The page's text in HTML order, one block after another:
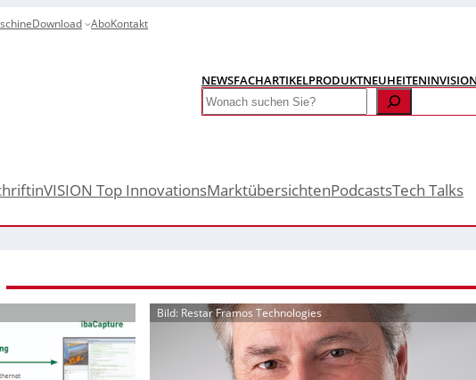
Download AboKontakt
NEWSFACHARTIKELPRODUKTNEUHEITEN
Search
inVISION Top InnovationsMarktübersichtenPodcastsTech Talks
Bild: Restar Framos Technologies